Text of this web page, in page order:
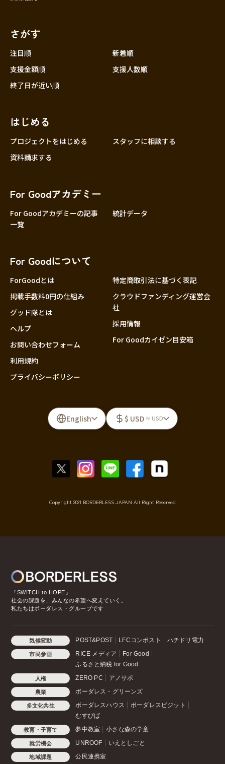
さがす
注目順
新着順
支援金額順
支援人数順
終了日が近い順
はじめる
プロジェクトをはじめる
スタッフに相談する
資料請求する
For Goodアカデミー
For Goodアカデミーの記事
一覧
統計データ
For Goodについて
ForGoodとは
掲載手数料0円の仕組み
グッド隊とは
ヘルプ
お問い合わせフォーム
利用規約
プライバシーポリシー
特定商取引法に基づく表記
クラウドファンディング運営会
社
採用情報
For Goodカイゼン目安箱
English $ USD ≈ USD
Copyright 2021 BORDERLESS JAPAN All Right Reserved
『SWITCH to HOPE』
社会の課題を、みんなの希望へ変えていく。
私たちはボーダレス・グループです
気候変動 POST&POST LFCコンポスト ハチドリ電力
市民参画 RICE メディア
For Good
ふるさと納税 for Good
人権 ZERO PC アノサポ
農業 ボーダレス・グリーンズ
多文化共生 ボーダレスハウス
ボーダレスビジット
むすびば
教育・子育て 夢中教室 小さな森の学童
就労機会 UNROOF いえとしごと
地域課題 公民連携室